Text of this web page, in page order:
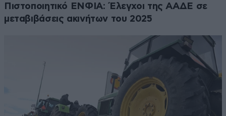
Πιστοποιητικό ΕΝΦΙΑ: Έλεγχοι της ΑΑΔΕ σε
μεταβιβάσεις ακινήτων του 2025